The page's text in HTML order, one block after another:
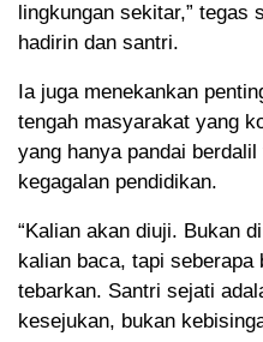
lingkungan sekitar,” tegas
hadirin dan santri.
Ia juga menekankan
tengah masyarakat yang
yang hanya pandai
kegagalan pendidikan.
“Kalian akan diuji. Bukan
kalian baca, tapi
tebarkan. Santri sejati
kesejukan, bukan